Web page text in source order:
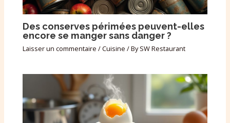
Des conserves périmées peuvent-elles
encore se manger sans danger ?
Laisser un commentaire /Cuisine / BySW Restaurant